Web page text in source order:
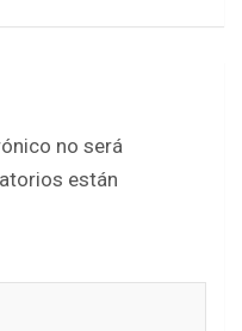
no será
están